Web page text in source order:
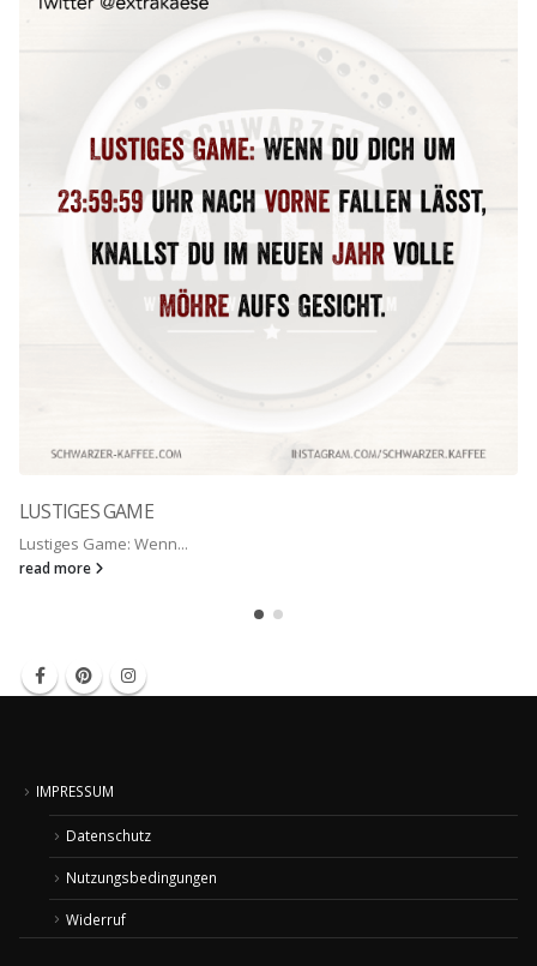
LUSTIGES GAME
Lustiges Game: Wenn...
read more
IMPRESSUM
Datenschutz
Nutzungsbedingungen
Widerruf